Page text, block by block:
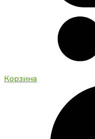
Корзина